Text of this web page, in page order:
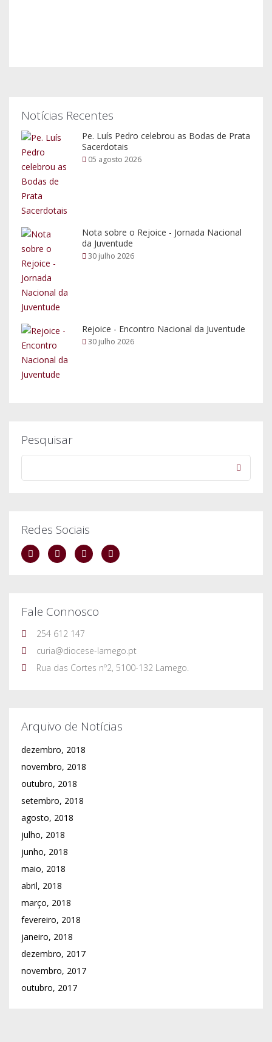
Notícias Recentes
Pe. Luís Pedro celebrou as Bodas de Prata
Sacerdotais
05 agosto 2026
Nota sobre o Rejoice - Jornada Nacional
da Juventude
30 julho 2026
Rejoice - Encontro Nacional da Juventude
30 julho 2026
Pesquisar
Redes Sociais
Fale Connosco
254 612 147
curia@diocese-lamego.pt
Rua das Cortes nº2, 5100-132 Lamego.
Arquivo de Notícias
dezembro, 2018
novembro, 2018
outubro, 2018
setembro, 2018
agosto, 2018
julho, 2018
junho, 2018
maio, 2018
abril, 2018
março, 2018
fevereiro, 2018
janeiro, 2018
dezembro, 2017
novembro, 2017
outubro, 2017